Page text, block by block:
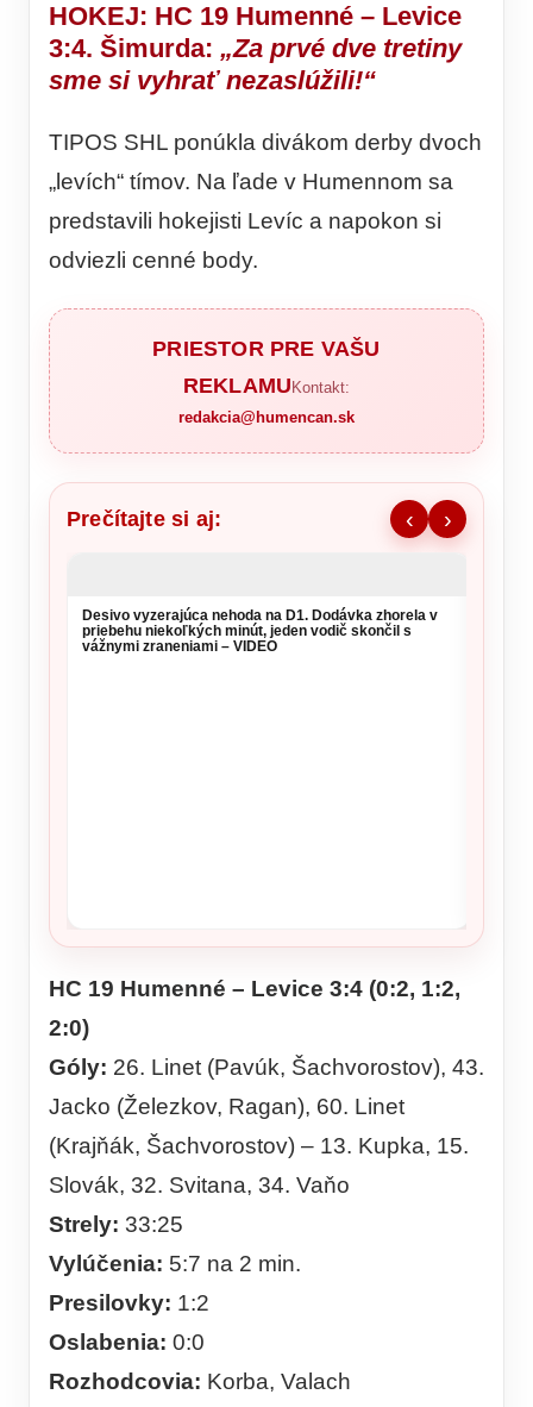
HOKEJ: HC 19 Humenné – Levice
3:4. Šimurda: „Za prvé dve tretiny
sme si vyhrať nezaslúžili!“
TIPOS SHL ponúkla divákom derby dvoch
„levích“ tímov. Na ľade v Humennom sa
predstavili hokejisti Levíc a napokon si
odviezli cenné body.
PRIESTOR PRE VAŠU
REKLAMU Kontakt:
redakcia@humencan.sk
Prečítajte si aj: ‹ ›
Desivo vyzerajúca nehoda na D1. Dodávka zhorela v
priebehu niekoľkých minút, jeden vodič skončil s
vážnymi zraneniami – VIDEO
HC 19 Humenné – Levice 3:4 (0:2, 1:2,
2:0)
Góly: 26. Linet (Pavúk, Šachvorostov), 43.
Jacko (Železkov, Ragan), 60. Linet
(Krajňák, Šachvorostov) – 13. Kupka, 15.
Slovák, 32. Svitana, 34. Vaňo
Strely: 33:25
Vylúčenia: 5:7 na 2 min.
Presilovky: 1:2
Oslabenia: 0:0
Rozhodcovia: Korba, Valach